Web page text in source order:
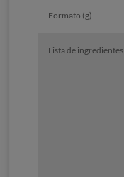
Formato (g)
Lista de ingredientes